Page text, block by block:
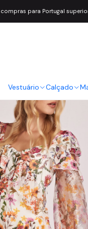
Vestuário Calçado
compras para Portugal